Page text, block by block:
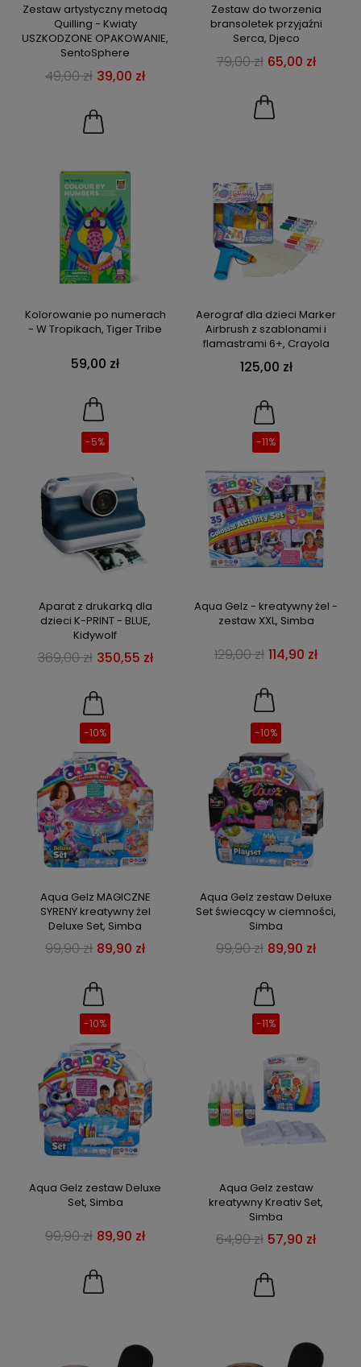
Zestaw artystyczny metodą
Quilling - Kwiaty
USZKODZONE OPAKOWANIE,
SentoSphere
49,00 zł 39,00 zł
Zestaw do tworzenia
bransoletek przyjaźni
Serca, Djeco
79,00 zł 65,00 zł
Kolorowanie po numerach
- W Tropikach, Tiger Tribe
59,00 zł
Aerograf dla dzieci Marker
Airbrush z szablonami i
flamastrami 6+, Crayola
125,00 zł
Aparat z drukarką dla
dzieci K-PRINT - BLUE,
Kidywolf
369,00 zł 350,55 zł
-5%
Aqua Gelz - kreatywny żel -
zestaw XXL, Simba
129,00 zł 114,90 zł
-11%
Aqua Gelz MAGICZNE
SYRENY kreatywny żel
Deluxe Set, Simba
99,90 zł 89,90 zł
-10%
Aqua Gelz zestaw Deluxe
Set świecący w ciemności,
Simba
99,90 zł 89,90 zł
-10%
Aqua Gelz zestaw Deluxe
Set, Simba
99,90 zł 89,90 zł
-10%
Aqua Gelz zestaw
kreatywny Kreativ Set,
Simba
64,90 zł 57,90 zł
-11%